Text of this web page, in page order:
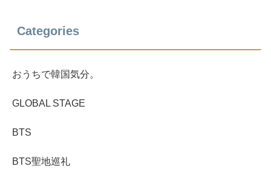
Categories
おうちで韓国気分。
GLOBAL STAGE
BTS
BTS聖地巡礼